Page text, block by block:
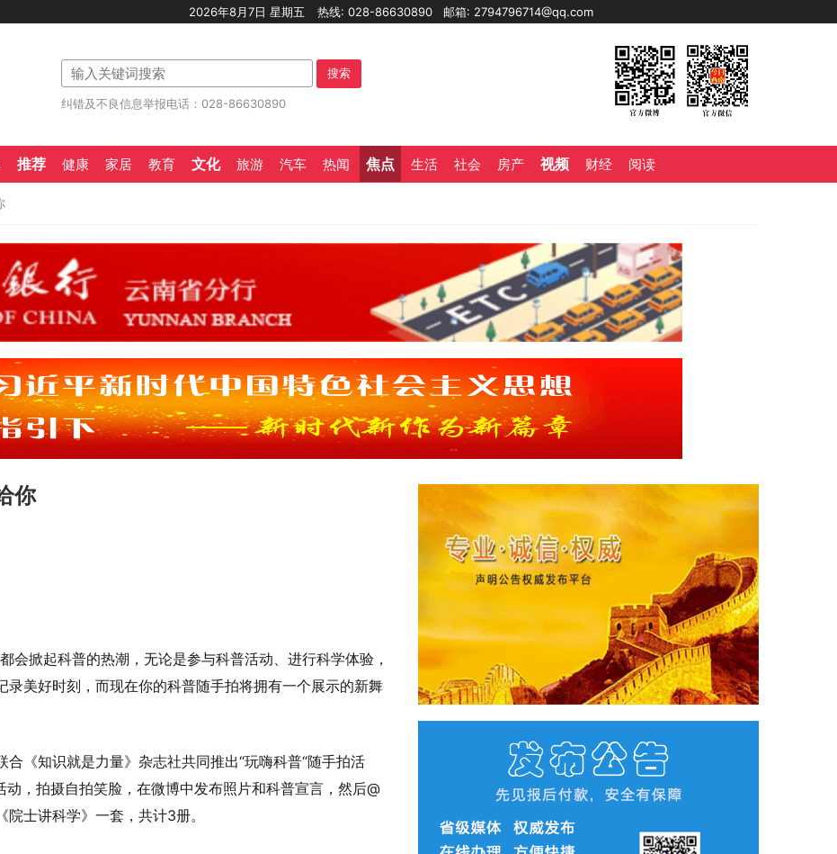
2026年8月7日 星期五 热线: 028-86630890 邮箱: 2794796714@qq.com
搜索
纠错及不良信息举报电话：028-86630890
推荐 健康 家居 教育 文化 旅游 汽车 热闻 焦点 生活 社会 房产 视频 财经 阅读
你
会掀起科普的热潮，无论是参与科普活动、进行科学体验，
美好时刻，而现在你的科普随手拍将拥有一个展示的新舞
《知识就是力量》杂志社共同推出“玩嗨科普“随手拍活
，拍摄自拍笑脸，在微博中发布照片和科普宣言，然后@
士讲科学》一套，共计3册。